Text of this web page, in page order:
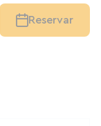
Reservar